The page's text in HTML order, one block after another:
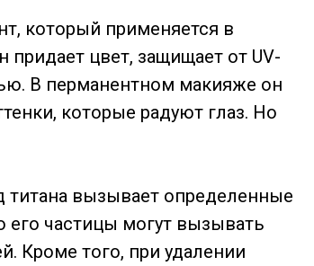
который применяется в
придает цвет, защищает от UV-
В перманентном макияже он
которые радуют глаз. Но
титана вызывает определенные
частицы могут вызывать
Кроме того, при удалении